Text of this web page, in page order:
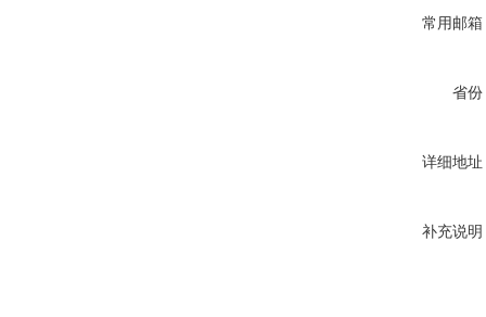
常用邮箱
省份
详细地址
补充说明